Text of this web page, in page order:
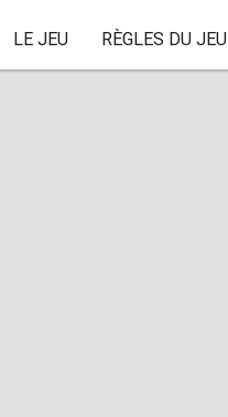
LE JEU RÈGLES DU JEU